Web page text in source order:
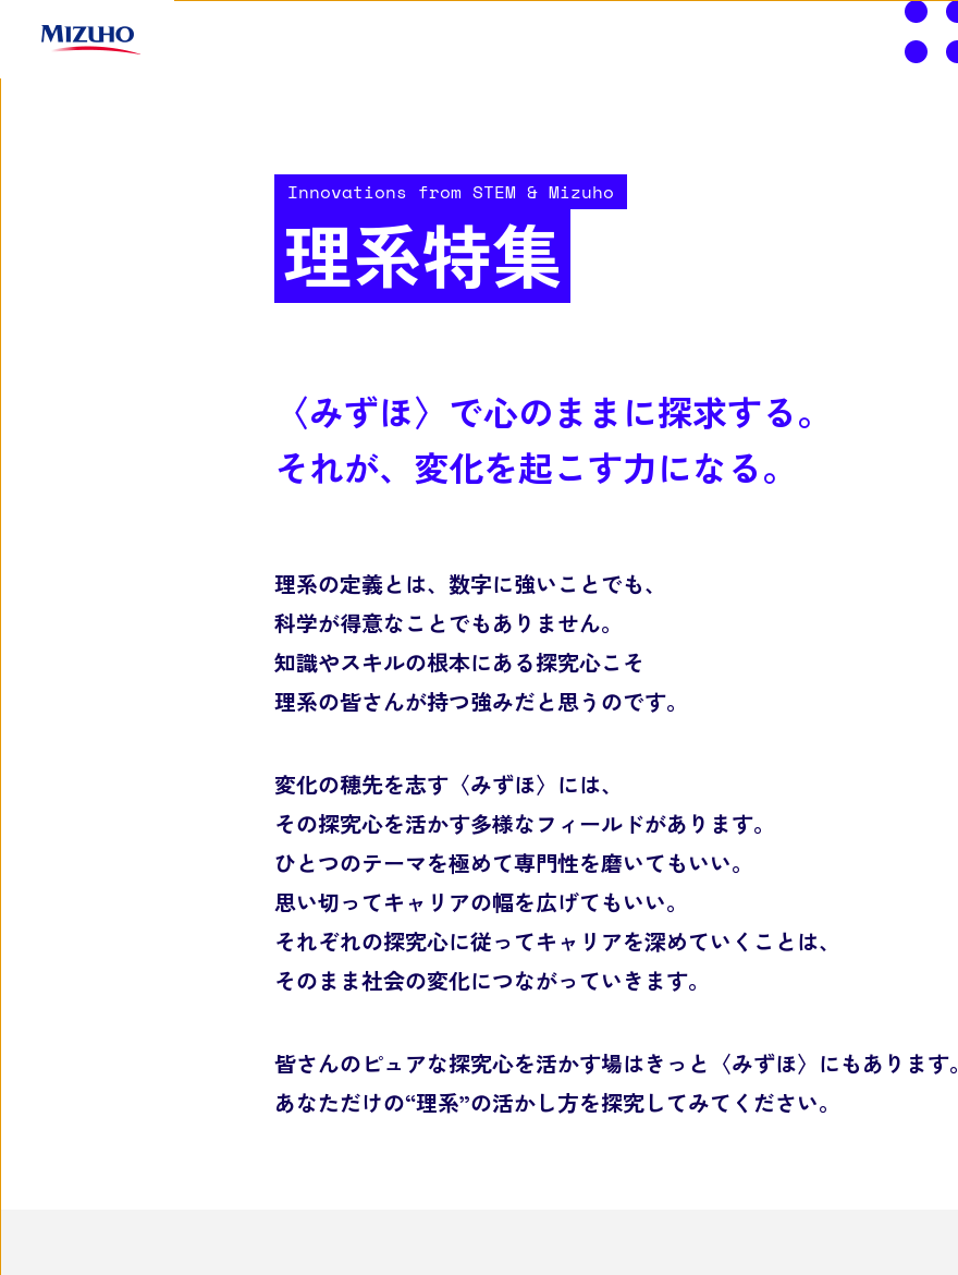
Innovations from STEM & Mizuho
理系特集
〈みずほ〉で心のままに探求する。
それが、変化を起こす力になる。
理系の定義とは、数字に強いことでも、
科学が得意なことでもありません。
知識やスキルの根本にある探究心こそ
理系の皆さんが持つ強みだと思うのです。
変化の穂先を志す〈みずほ〉には、
その探究心を活かす多様なフィールドがあります。
ひとつのテーマを極めて専門性を磨いてもいい。
思い切ってキャリアの幅を広げてもいい。
それぞれの探究心に従ってキャリアを深めていくことは、
そのまま社会の変化につながっていきます。
皆さんのピュアな探究心を活かす場はきっと〈みずほ〉にもあります。
あなただけの“理系”の活かし方を探究してみてください。